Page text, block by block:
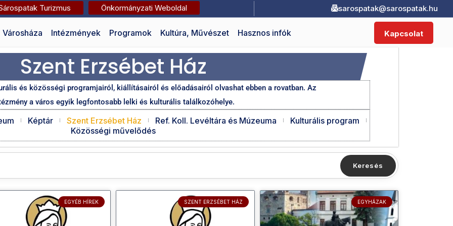
Turizmus Önkormányzati Weboldal sarospatak@sarospatak.hu
Városháza Intézmények Programok Kultúra, Művészet Hasznos infók Kapcsolat
Szent Erzsébet Ház
és közösségi programjairól, kiállításairól és előadásairól olvashat ebben a rovatban. Az
a város egyik legfontosabb lelki és kulturális találkozóhelye.
Képtár Szent Erzsébet Ház Ref. Koll. Levéltára és Múzeuma
Kulturális program
Közösségi művelődés
Keresés
EGYÉB HÍREK SZENT ERZSÉBET HÁZ EGYHÁZAK